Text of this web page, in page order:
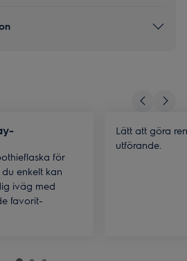
för
enkelt kan
iväg med
favorit-
Lätt att göra
utförande.